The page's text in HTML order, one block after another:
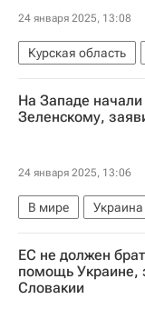
24 января 2025, 13:08
Курская область
Вооруженные силы
Специальная
Министерство
На Западе
Зеленскому,
24 января 2025, 13:06
В мире Украина
Владимир
Дональд Трамп
ЕС не должен
помощь Украине,
Словакии